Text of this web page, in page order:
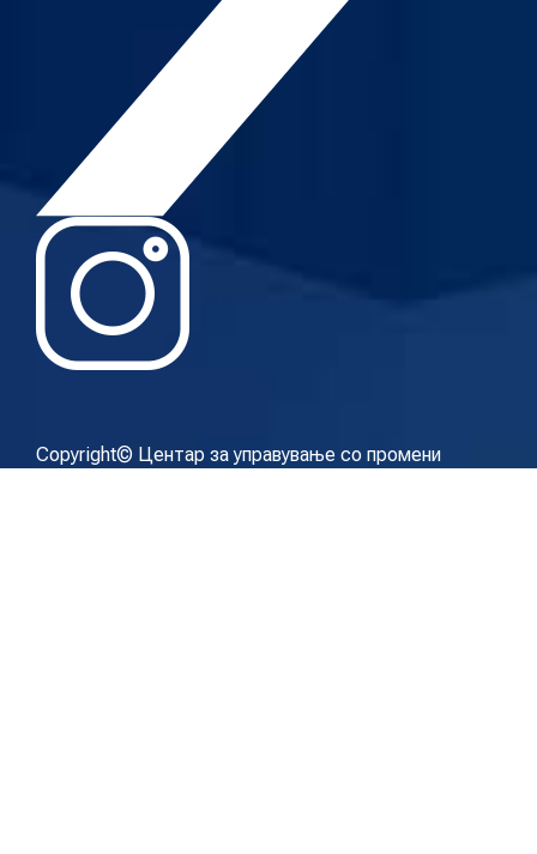
Copyright© Центар за управување со промени